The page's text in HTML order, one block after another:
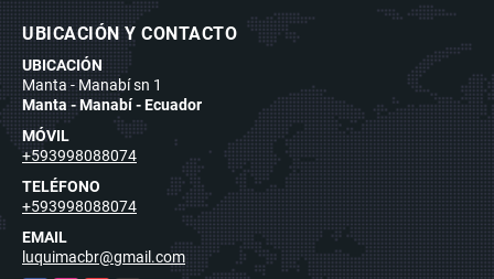
UBICACIÓN Y CONTACTO
UBICACIÓN
Manta - Manabí sn 1
Manta - Manabí - Ecuador
MÓVIL
+593998088074
TELÉFONO
+593998088074
EMAIL
luquimacbr@gmail.com